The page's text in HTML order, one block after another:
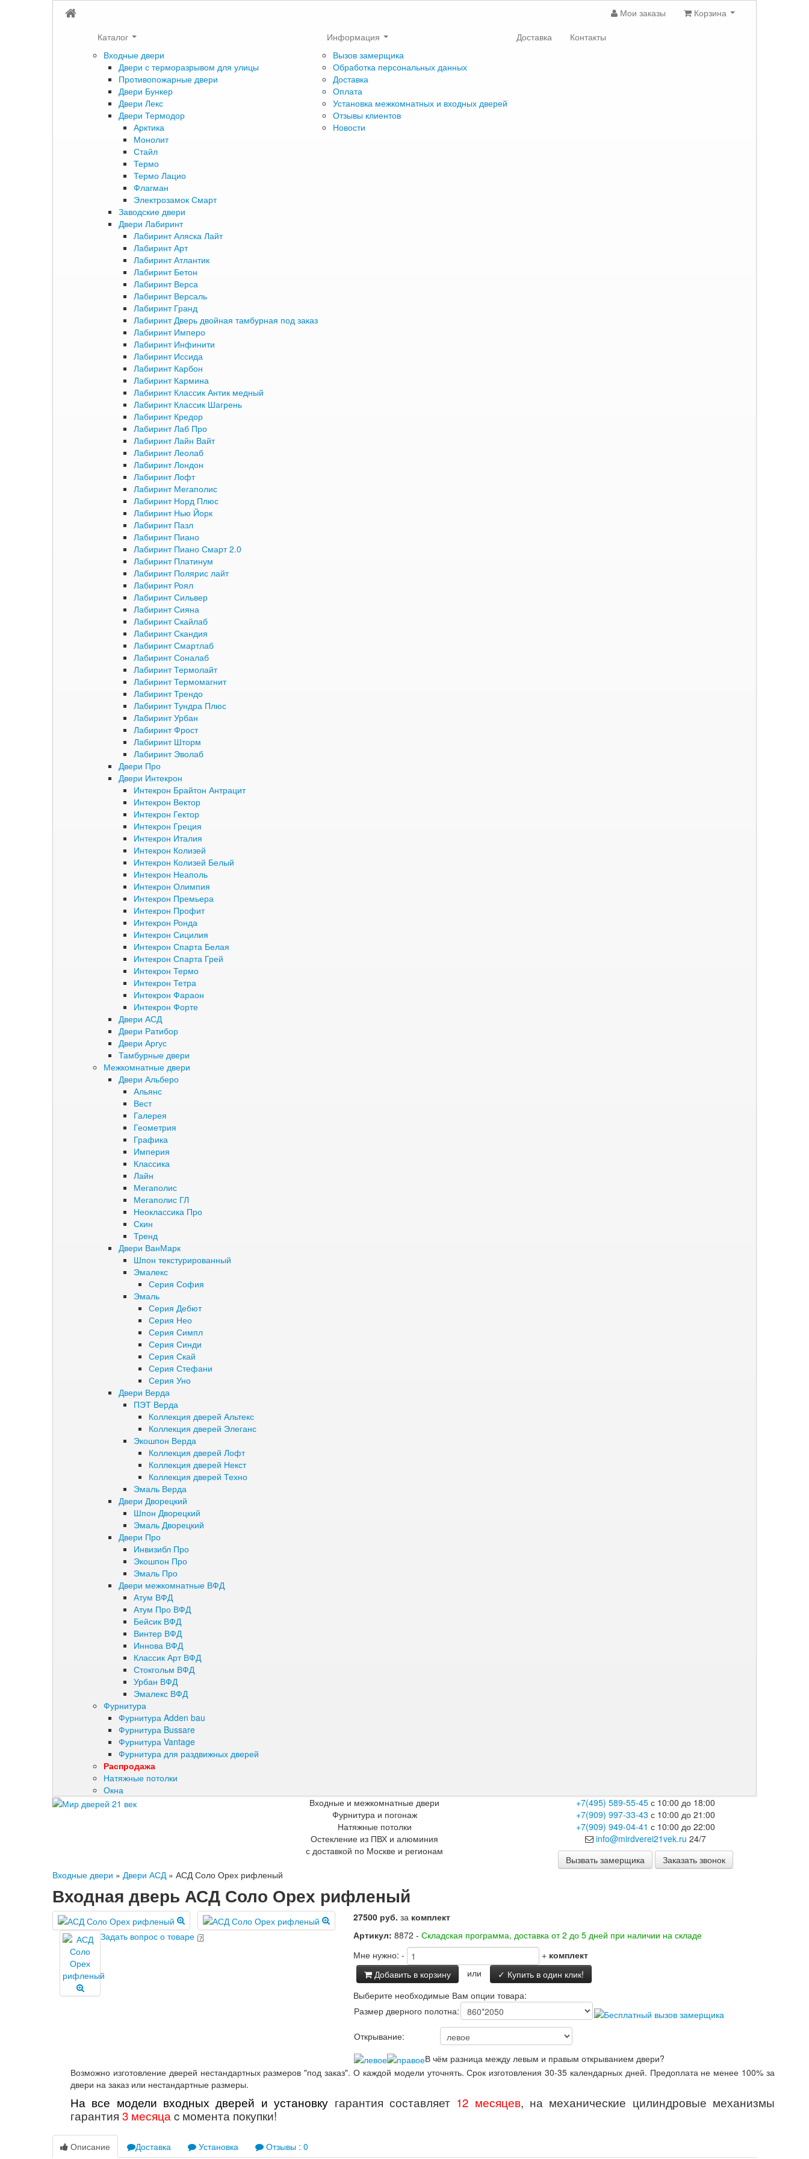
Мои заказы
Корзина
Каталог
Входные двери
Двери с терморазрывом для улицы
Противопожарные двери
Двери Бункер
Двери Лекс
Двери Термодор
Арктика
Монолит
Стайл
Термо
Термо Лацио
Флагман
Электрозамок Смарт
Заводские двери
Двери Лабиринт
Лабиринт Аляска Лайт
Лабиринт Арт
Лабиринт Атлантик
Лабиринт Бетон
Лабиринт Верса
Лабиринт Версаль
Лабиринт Гранд
Лабиринт Дверь двойная тамбурная под заказ
Лабиринт Имперо
Лабиринт Инфинити
Лабиринт Иссида
Лабиринт Карбон
Лабиринт Кармина
Лабиринт Классик Антик медный
Лабиринт Классик Шагрень
Лабиринт Кредор
Лабиринт Лаб Про
Лабиринт Лайн Вайт
Лабиринт Леолаб
Лабиринт Лондон
Лабиринт Лофт
Лабиринт Мегаполис
Лабиринт Норд Плюс
Лабиринт Нью Йорк
Лабиринт Пазл
Лабиринт Пиано
Лабиринт Пиано Смарт 2.0
Лабиринт Платинум
Лабиринт Полярис лайт
Лабиринт Роял
Лабиринт Сильвер
Лабиринт Сияна
Лабиринт Скайлаб
Лабиринт Скандия
Лабиринт Смартлаб
Лабиринт Соналаб
Лабиринт Термолайт
Лабиринт Термомагнит
Лабиринт Трендо
Лабиринт Тундра Плюс
Лабиринт Урбан
Лабиринт Фрост
Лабиринт Шторм
Лабиринт Эволаб
Двери Про
Двери Интекрон
Интекрон Брайтон Антрацит
Интекрон Вектор
Интекрон Гектор
Интекрон Греция
Интекрон Италия
Интекрон Колизей
Интекрон Колизей Белый
Интекрон Неаполь
Интекрон Олимпия
Интекрон Премьера
Интекрон Профит
Интекрон Ронда
Интекрон Сицилия
Интекрон Спарта Белая
Интекрон Спарта Грей
Интекрон Термо
Интекрон Тетра
Интекрон Фараон
Интекрон Форте
Двери АСД
Двери Ратибор
Двери Аргус
Тамбурные двери
Межкомнатные двери
Двери Альберо
Альянс
Вест
Галерея
Геометрия
Графика
Империя
Классика
Лайн
Мегаполис
Мегаполис ГЛ
Неоклассика Про
Скин
Тренд
Двери ВанМарк
Шпон текстурированный
Эмалекс
Серия София
Эмаль
Серия Дебют
Серия Нео
Серия Симпл
Серия Синди
Серия Скай
Серия Стефани
Серия Уно
Двери Верда
ПЭТ Верда
Коллекция дверей Альтекс
Коллекция дверей Элеганс
Экошпон Верда
Коллекция дверей Лофт
Коллекция дверей Некст
Коллекция дверей Техно
Эмаль Верда
Двери Дворецкий
Шпон Дворецкий
Эмаль Дворецкий
Двери Про
Инвизибл Про
Экошпон Про
Эмаль Про
Двери межкомнатные ВФД
Атум ВФД
Атум Про ВФД
Бейсик ВФД
Винтер ВФД
Иннова ВФД
Классик Арт ВФД
Стокгольм ВФД
Урбан ВФД
Эмалекс ВФД
Фурнитура
Фурнитура Adden bau
Фурнитура Bussare
Фурнитура Vantage
Фурнитура для раздвижных дверей
Распродажа
Натяжные потолки
Окна
Информация
Вызов замерщика
Обработка персональных данных
Доставка
Оплата
Установка межкомнатных и входных дверей
Отзывы клиентов
Новости
Доставка Контакты
Входные и межкомнатные двери
Фурнитура и погонаж
Натяжные потолки
Остекление из ПВХ и алюминия
с доставкой по Москве и регионам
+7(495) 589-55-45с 10:00 до 18:00
+7(909) 997-33-43 с 10:00 до 21:00
+7(909) 949-04-41 с 10:00 до 22:00
info@mirdverei21vek.ru 24/7
Вызвать замерщика
Заказать звонок
Входные двери » Двери АСД» АСД Соло Орех рифленый
Входная дверь АСД Соло Орех рифленый
Задать вопрос о товаре
27500 руб. за комплект
Артикул: 8872 - Складская программа, доставка от 2 до 5 дней при наличии на складе
Мне нужно: - + комплект
Добавить в корзину
или
✓ Купить в один клик!
Выберите необходимые Вам опции товара:
Размер дверного полотна:
Открывание:
В чём разница между левым и правым открыванием двери?
Возможно изготовление дверей нестандартных размеров "под заказ". О каждой модели уточнять. Срок изготовления 30-35 календарных дней. Предоплата не менее 100% за
двери на заказ или нестандартные размеры.
На все модели входных дверей и установку гарантия составляет 12 месяцев, на механические цилиндровые механизмы
гарантия 3 месяца c момента покупки!
Описание Доставка Установка Отзывы : 0